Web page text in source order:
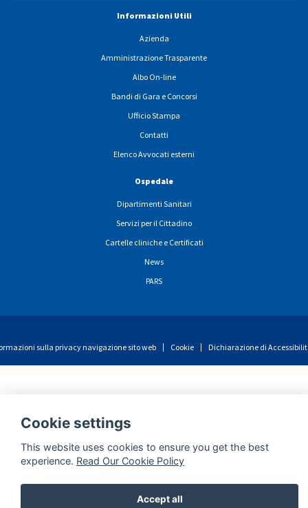
Informazioni Utili
Azienda
Amministrazione Trasparente
Albo On-line
Bandi di Gara e Concorsi
Ufficio Stampa
Contatti
Elenco Avvocati esterni
Ospedale
Dipartimenti Sanitari
Servizi per il Cittadino
Cartelle cliniche e Certificati
News
PARS
sulla privacy navigazione sito web Cookie Dichiarazione di
Cookie settings
This website uses cookies to ensure you get the best
experience. Read Our Cookie Policy
Accept all